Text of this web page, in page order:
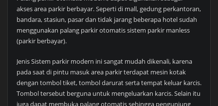
akses area parkir berbayar. Seperti di mall, gedung perkantoran,
bandara, stasiun, pasar dan tidak jarang beberapa hotel sudah
menggunakan palang parkir otomatis sistem parkir manless
(parkir berbayar).
Jenis Sistem parkir modern ini sangat mudah dikenali, karena
pada saat di pintu masuk area parkir terdapat mesin kotak
dengan tombol tiket, tombol darurat serta tempat keluar karcis.
Tombol tersebut berguna untuk mengeluarkan karcis. Selain itu
juga dapat membuka palang otomatis sehingga pengunjung